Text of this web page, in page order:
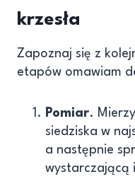
krzesła
Zapoznaj się z
etapów omawiam
Pomiar.
siedziska w
a następnie
wystarczającą